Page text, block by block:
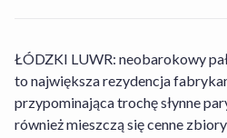
ŁÓDZKI LUWR: neobarokowy
to największa rezydencja
przypominająca trochę słynne
również mieszczą się cenne